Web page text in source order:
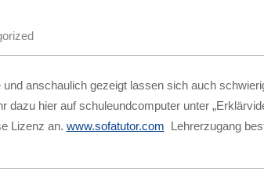
anschaulich gezeigt lassen sich auch
dazu hier auf schuleundcomputer unter
Lizenz an. www.sofatutor.com Lehrerzugang